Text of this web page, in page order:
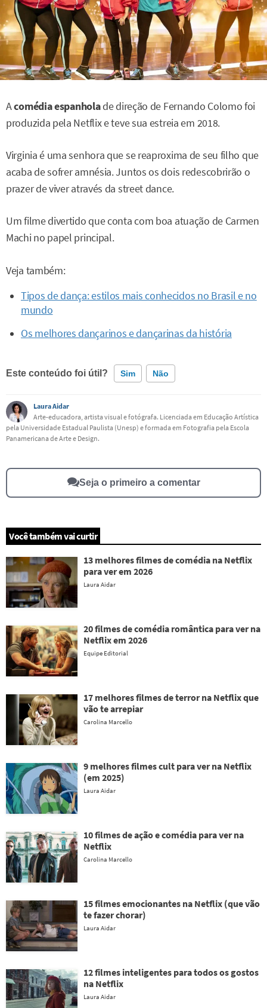
Acomédia espanholade direção de Fernando Colomo foi
produzida pela Netflix e teve sua estreia em 2018.
Virginia é uma senhora que se reaproxima de seu filho que
acaba de sofrer amnésia. Juntos os dois redescobrirão o
prazer de viver através da street dance.
Um filme divertido que conta com boa atuação de Carmen
Machi no papel principal.
Veja também:
Tipos de dança: estilos mais conhecidos no Brasil e no
mundo
Os melhores dançarinos e dançarinas da história
Este conteúdo foi útil? Sim Não
Este conteúdo contém informação incorreta
Este conteúdo não tem a informação que procuro
Laura Aidar
Arte-educadora, artista visual e fotógrafa. Licenciada em Educação Artística
pela Universidade Estadual Paulista (Unesp) e formada em Fotografia pela Escola
Panamericana de Arte e Design.
Seja o primeiro a comentar
Você também vai curtir
13 melhores filmes de comédia na Netflix
para ver em 2026
Laura Aidar
20 filmes de comédia romântica para ver na
Netflix em 2026
Equipe Editorial
17 melhores filmes de terror na Netflix que
vão te arrepiar
Carolina Marcello
9 melhores filmes cult para ver na Netflix
(em 2025)
Laura Aidar
10 filmes de ação e comédia para ver na
Netflix
Carolina Marcello
15 filmes emocionantes na Netflix (que vão
te fazer chorar)
Laura Aidar
12 filmes inteligentes para todos os gostos
na Netflix
Laura Aidar